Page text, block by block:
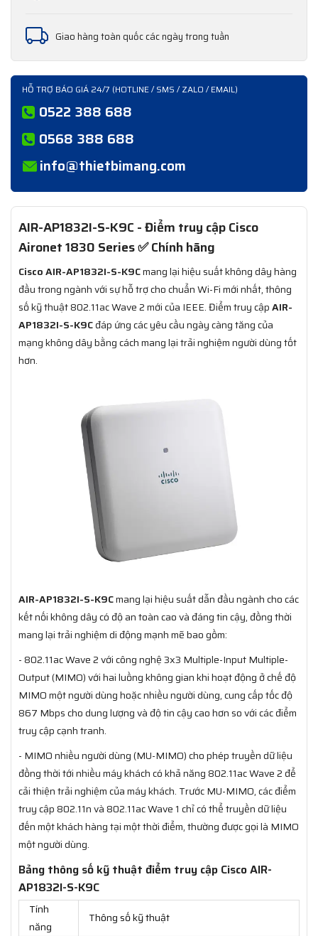
Giao hàng toàn quốc các ngày trong tuần
HỖ TRỢ BÁO GIÁ 24/7 (HOTLINE / SMS / ZALO / EMAIL)
0522 388 688
0568 388 688
info@thietbimang.com
AIR-AP1832I-S-K9C - Điểm truy cập Cisco
Aironet 1830 Series ✅ Chính hãng
Cisco AIR-AP1832I-S-K9Cmang lại hiệu suất không dây hàng
đầu trong ngành với sự hỗ trợ cho chuẩn Wi-Fi mới nhất, thông
số kỹ thuật 802.11ac Wave 2 mới của IEEE. Điểm truy cậpAIR-
AP1832I-S-K9Cđáp ứng các yêu cầu ngày càng tăng của
mạng không dây bằng cách mang lại trải nghiệm người dùng tốt
hơn.
AIR-AP1832I-S-K9Cmang lại hiệu suất dẫn đầu ngành cho các
kết nối không dây có độ an toàn cao và đáng tin cậy, đồng thời
mang lại trải nghiệm di động mạnh mẽ bao gồm:
- 802.11ac Wave 2 với công nghệ 3x3 Multiple-Input Multiple-
Output (MIMO) với hai luồng không gian khi hoạt động ở chế độ
MIMO một người dùng hoặc nhiều người dùng, cung cấp tốc độ
867 Mbps cho dung lượng và độ tin cậy cao hơn so với các điểm
truy cập cạnh tranh.
- MIMO nhiều người dùng (MU-MIMO) cho phép truyền dữ liệu
đồng thời tới nhiều máy khách có khả năng 802.11ac Wave 2 để
cải thiện trải nghiệm của máy khách. Trước MU-MIMO, các điểm
truy cập 802.11n và 802.11ac Wave 1 chỉ có thể truyền dữ liệu
đến một khách hàng tại một thời điểm, thường được gọi là MIMO
một người dùng.
Bảng thông số kỹ thuật điểm truy cập Cisco AIR-
AP1832I-S-K9C
Tính
năng
Thông số kỹ thuật